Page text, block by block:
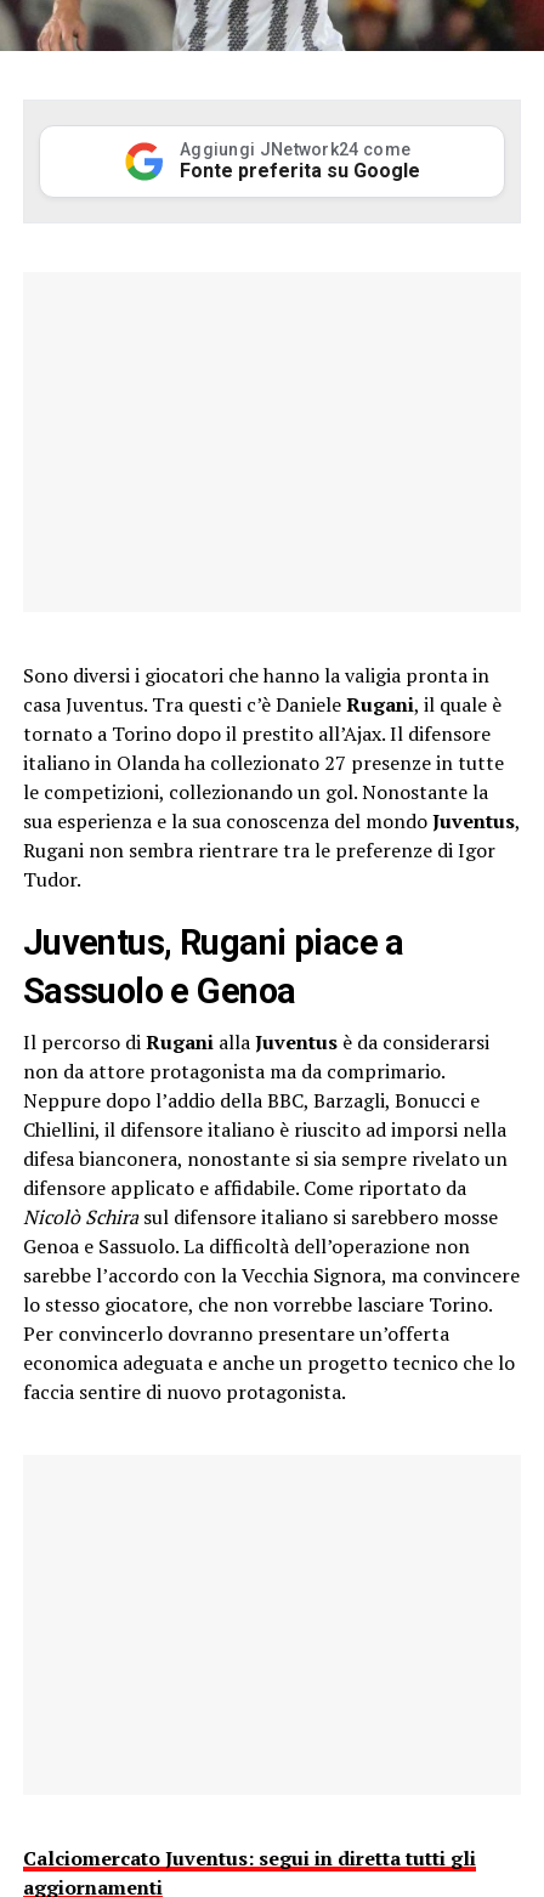
Aggiungi JNetwork24 come
Fonte preferita su Google
Sono diversi i giocatori che hanno la valigia pronta in
casa Juventus. Tra questi c’è DanieleRugani, il quale è
tornato a Torino dopo il prestito all’Ajax. Il difensore
italiano in Olanda ha collezionato 27 presenze in tutte
le competizioni, collezionando un gol. Nonostante la
sua esperienza e la sua conoscenza del mondoJuventus,
Rugani non sembra rientrare tra le preferenze di Igor
Tudor.
Juventus, Rugani piace a
Sassuolo e Genoa
Il percorso diRuganiallaJuventusè da considerarsi
non da attore protagonista ma da comprimario.
Neppure dopo l’addio della BBC, Barzagli, Bonucci e
Chiellini, il difensore italiano è riuscito ad imporsi nella
difesa bianconera, nonostante si sia sempre rivelato un
difensore applicato e affidabile. Come riportato da
Nicolò Schirasul difensore italiano si sarebbero mosse
Genoa e Sassuolo. La difficoltà dell’operazione non
sarebbe l’accordo con la Vecchia Signora, ma convincere
lo stesso giocatore, che non vorrebbe lasciare Torino.
Per convincerlo dovranno presentare un’offerta
economica adeguata e anche un progetto tecnico che lo
faccia sentire di nuovo protagonista.
Calciomercato Juventus: segui in diretta tutti gli
aggiornamenti